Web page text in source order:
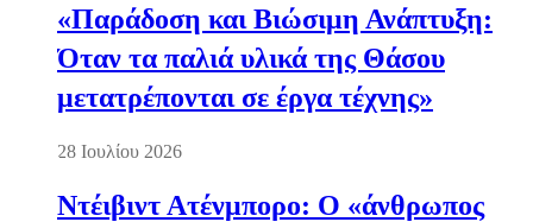
«Παράδοση και Βιώσιμη Ανάπτυξη:
Όταν τα παλιά υλικά της Θάσου
μετατρέπονται σε έργα τέχνης»
28 Ιουλίου 2026
Ντέιβιντ Ατένμπορο: Ο «άνθρωπος